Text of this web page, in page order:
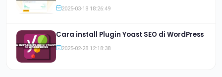
2025-03-18 18:26:49
Cara install Plugin Yoast SEO di WordPress
2025-02-28 12:18:38